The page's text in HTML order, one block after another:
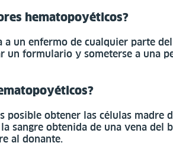
hematopoyéticos?
un enfermo de cualquier parte
formulario y someterse a una
posible obtener las células
sangre obtenida de una vena
al donante.